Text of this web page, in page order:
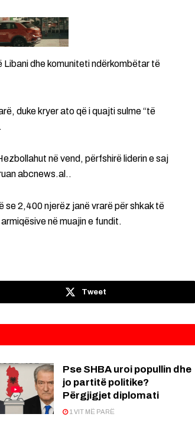
Libani dhe komuniteti ndërkombëtar të
duke kryer ato që i quajti sulme “të
në vend, përfshirë liderin e saj
abcnews.al..
se 2,400 njerëz janë vrarë për shkak të
në muajin e fundit.
Tweet
Pse SHBA uroi popullin dhe
jo partitë politike?
Përgjigjet diplomati
1 VIT MË PARË